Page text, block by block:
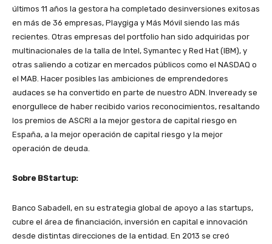
últimos 11 años la gestora ha completado desinversiones exitosas
en más de 36 empresas, Playgiga y Más Móvil siendo las más
recientes. Otras empresas del portfolio han sido adquiridas por
multinacionales de la talla de Intel, Symantec y Red Hat (IBM), y
otras saliendo a cotizar en mercados públicos como el NASDAQ o
el MAB. Hacer posibles las ambiciones de emprendedores
audaces se ha convertido en parte de nuestro ADN. Inveready se
enorgullece de haber recibido varios reconocimientos, resaltando
los premios de ASCRI a la mejor gestora de capital riesgo en
España, a la mejor operación de capital riesgo y la mejor
operación de deuda.
Sobre BStartup:
Banco Sabadell, en su estrategia global de apoyo a las startups,
cubre el área de financiación, inversión en capital e innovación
desde distintas direcciones de la entidad. En 2013 se creó